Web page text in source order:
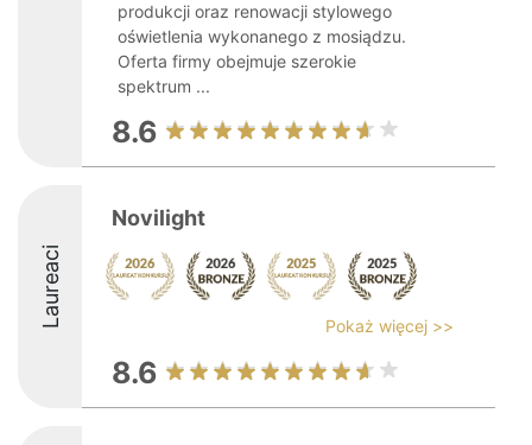
produkcji oraz renowacji stylowego
oświetlenia wykonanego z mosiądzu.
Oferta firmy obejmuje szerokie
spektrum ...
8.6
Laureaci
Novilight
Pokaż więcej >>
8.6